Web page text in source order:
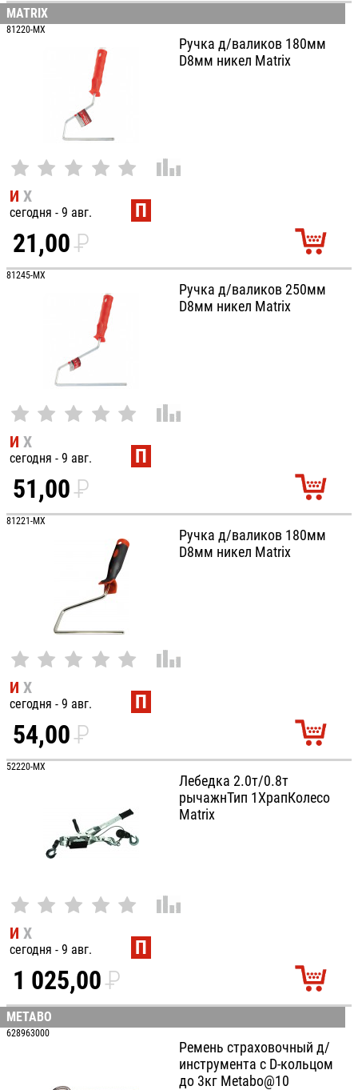
УБ.
MATRIX
81220-MX
Ручка д/валиков 180мм
D8мм никел Matrix
И Х
сегодня - 9 авг. П
21,00P
УБ.
81245-MX
Ручка д/валиков 250мм
D8мм никел Matrix
И Х
сегодня - 9 авг. П
51,00P
УБ.
81221-MX
Ручка д/валиков 180мм
D8мм никел Matrix
И Х
сегодня - 9 авг. П
54,00P
УБ.
52220-MX
Лебедка 2.0т/0.8т
рычажнТип 1ХрапКолесо
Matrix
И Х
сегодня - 9 авг. П
1 025,00P
УБ.
METABO
628963000
Ремень страховочный д/
инструмента с D-кольцом
до 3кг Metabo@10